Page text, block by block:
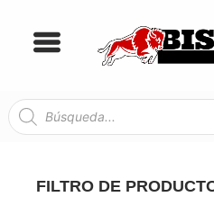
FILTRO DE